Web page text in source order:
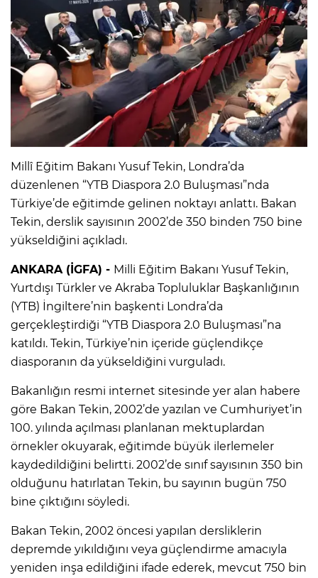
Millî Eğitim Bakanı Yusuf Tekin, Londra’da
düzenlenen “YTB Diaspora 2.0 Buluşması”nda
Türkiye’de eğitimde gelinen noktayı anlattı. Bakan
Tekin, derslik sayısının 2002’de 350 binden 750 bine
yükseldiğini açıkladı.
ANKARA (İGFA) - Milli Eğitim Bakanı Yusuf Tekin,
Yurtdışı Türkler ve Akraba Topluluklar Başkanlığının
(YTB) İngiltere’nin başkenti Londra’da
gerçekleştirdiği “YTB Diaspora 2.0 Buluşması”na
katıldı. Tekin, Türkiye’nin içeride güçlendikçe
diasporanın da yükseldiğini vurguladı.
Bakanlığın resmi internet sitesinde yer alan habere
göre Bakan Tekin, 2002’de yazılan ve Cumhuriyet’in
100. yılında açılması planlanan mektuplardan
örnekler okuyarak, eğitimde büyük ilerlemeler
kaydedildiğini belirtti. 2002’de sınıf sayısının 350 bin
olduğunu hatırlatan Tekin, bu sayının bugün 750
bine çıktığını söyledi.
Bakan Tekin, 2002 öncesi yapılan dersliklerin
depremde yıkıldığını veya güçlendirme amacıyla
yeniden inşa edildiğini ifade ederek, mevcut 750 bin